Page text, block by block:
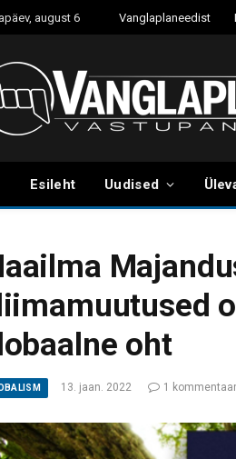
august 6 Vanglaplaneedist
Esileht Uudised
oht
13. jaan. 2022 1 kommentaar